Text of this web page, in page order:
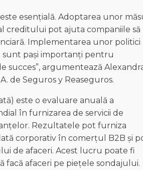
esențială. Adoptarea unor
creditului pot ajuta companiile să
Implementarea unor politici
sunt pași importanți pentru
succes”, argumentează
de Seguros y Reaseguros.
este o evaluare anuală a
în furnizarea de servicii de
Rezultatele pot furniza
corporativ în comerțul B2B și
de afaceri. Acest lucru poate fi
facă afaceri pe piețele sondajului.